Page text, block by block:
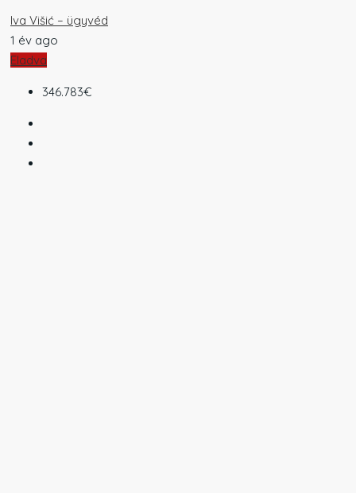
Iva Višić – ügyvéd
1 év ago
Eladva
346.783€